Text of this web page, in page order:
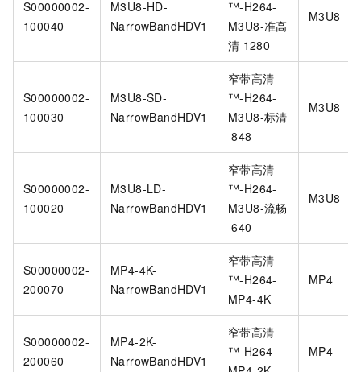
S00000002-
100040
M3U8-HD-
NarrowBandHDV1
™️-H264-
M3U8-准高
清 1280
M3U8
S00000002-
100030
M3U8-SD-
NarrowBandHDV1
窄带高清
™️-H264-
M3U8-标清
848
M3U8
S00000002-
100020
M3U8-LD-
NarrowBandHDV1
窄带高清
™️-H264-
M3U8-流畅
640
M3U8
S00000002-
200070
MP4-4K-
NarrowBandHDV1
窄带高清
™️-H264-
MP4-4K
MP4
S00000002-
200060
MP4-2K-
NarrowBandHDV1
窄带高清
™️-H264-
MP4